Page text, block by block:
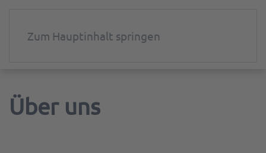
Zum Hauptinhalt springen
Über uns